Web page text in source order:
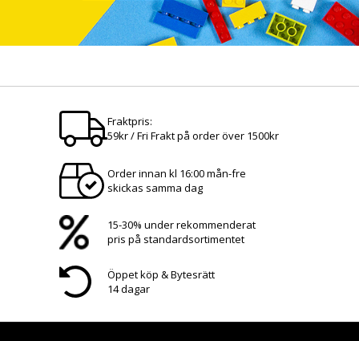
Fraktpris:
59kr / Fri Frakt på order över 1500kr
Order innan kl 16:00 mån-fre
skickas samma dag
15-30% under rekommenderat
pris på standardsortimentet
Öppet köp & Bytesrätt
14 dagar